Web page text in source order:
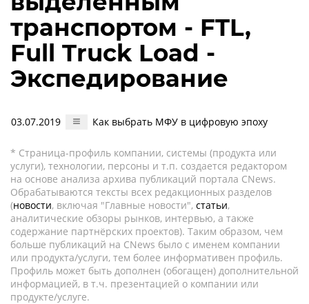
транспортом - FTL,
Full Truck Load -
Экспедирование
03.07.2019 Как выбрать МФУ в цифровую эпоху
* Страница-профиль компании, системы (продукта или
услуги), технологии, персоны и т.п. создается редактором
на основе анализа архива публикаций портала CNews.
Обрабатываются тексты всех редакционных разделов
(новости, включая "Главные новости", статьи,
аналитические обзоры рынков, интервью, а также
содержание партнёрских проектов). Таким образом, чем
больше публикаций на CNews было с именем компании
или продукта/услуги, тем более информативен профиль.
Профиль может быть дополнен (обогащен) дополнительной
информацией, в т.ч. презентацией о компании или
продукте/услуге.